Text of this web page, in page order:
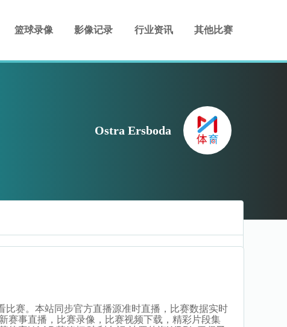
篮球录像 影像记录 行业资讯 其他比赛
Ostra Ersboda
赛。本站同步官方直播源准时直播，比赛数据实时
赛事直播，比赛录像，比赛视频下载，精彩片段集